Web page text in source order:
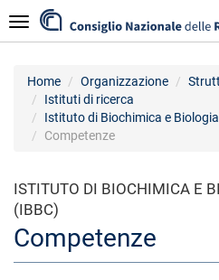
al
contenuto
Navigazione
Home Organizzazione
Istituti di ricerca
Istituto di Biochimica e
Competenze
ISTITUTO DI BIOCHIMICA E
(IBBC)
Competenze